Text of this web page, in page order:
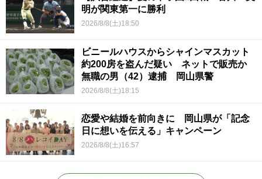
明が関東第一に勝利
2026/8/8(土)18:50
ビニールハウスからシャインマスカット
約200房を盗んだ疑い ネットで販売か
無職の男（42）逮捕 岡山県警
2026/8/8(土)18:15
恋愛や結婚を前向きに 岡山県が「記念
日に想いを伝える」キャンペーン
2026/8/8(土)16:57